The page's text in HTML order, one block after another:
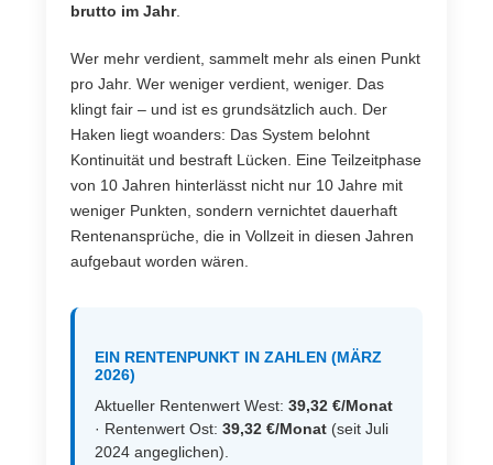
brutto im Jahr.
Wer mehr verdient, sammelt mehr als einen Punkt
pro Jahr. Wer weniger verdient, weniger. Das
klingt fair – und ist es grundsätzlich auch. Der
Haken liegt woanders: Das System belohnt
Kontinuität und bestraft Lücken. Eine Teilzeitphase
von 10 Jahren hinterlässt nicht nur 10 Jahre mit
weniger Punkten, sondern vernichtet dauerhaft
Rentenansprüche, die in Vollzeit in diesen Jahren
aufgebaut worden wären.
EIN RENTENPUNKT IN ZAHLEN (MÄRZ
2026)
Aktueller Rentenwert West:39,32 €/Monat
· Rentenwert Ost:39,32 €/Monat (seit Juli
2024 angeglichen).